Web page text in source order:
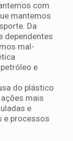
com
mantemos
Da
dependentes
mal-
e
do plástico
mais
e
e processos